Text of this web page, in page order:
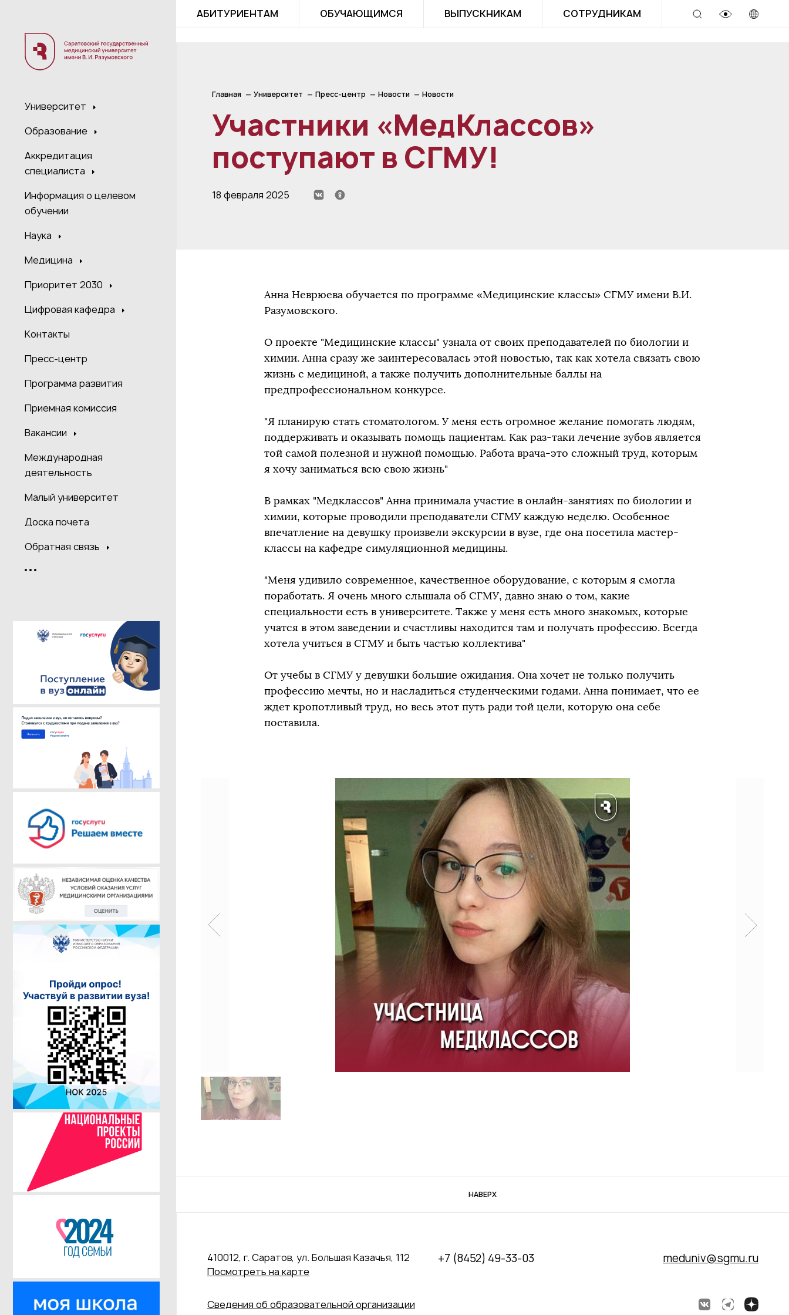
Университет
Образование
Аккредитация
специалиста
Информация о целевом
обучении
Наука
Медицина
Приоритет 2030
Цифровая кафедра
Контакты
Пресс-центр
Программа развития
Приемная комиссия
Вакансии
Международная
деятельность
Малый университет
Доска почета
Обратная связь
АБИТУРИЕНТАМ ОБУЧАЮЩИМСЯ ВЫПУСКНИКАМ СОТРУДНИКАМ
Главная Университет Пресс-центр Новости Новости
Участники «МедКлассов»
поступают в СГМУ!
18 февраля 2025
Анна Неврюева обучается по программе «Медицинские классы» СГМУ имени В.И.
Разумовского.
О проекте "Медицинские классы" узнала от своих преподавателей по биологии и
химии. Анна сразу же заинтересовалась этой новостью, так как хотела связать свою
жизнь с медициной, а также получить дополнительные баллы на
предпрофессиональном конкурсе.
"Я планирую стать стоматологом. У меня есть огромное желание помогать людям,
поддерживать и оказывать помощь пациентам. Как раз-таки лечение зубов является
той самой полезной и нужной помощью. Работа врача-это сложный труд, которым
я хочу заниматься всю свою жизнь"
В рамках "Медклассов" Анна принимала участие в онлайн-занятиях по биологии и
химии, которые проводили преподаватели СГМУ каждую неделю. Особенное
впечатление на девушку произвели экскурсии в вузе, где она посетила мастер-
классы на кафедре симуляционной медицины.
"Меня удивило современное, качественное оборудование, с которым я смогла
поработать. Я очень много слышала об СГМУ, давно знаю о том, какие
специальности есть в университете. Также у меня есть много знакомых, которые
учатся в этом заведении и счастливы находится там и получать профессию. Всегда
хотела учиться в СГМУ и быть частью коллектива"
От учебы в СГМУ у девушки большие ожидания. Она хочет не только получить
профессию мечты, но и насладиться студенческими годами. Анна понимает, что ее
ждет кропотливый труд, но весь этот путь ради той цели, которую она себе
поставила.
НАВЕРХ
410012, г. Саратов, ул. Большая Казачья, 112
Посмотреть на карте
+7 (8452) 49-33-03 meduniv@sgmu.ru
Сведения об образовательной организации